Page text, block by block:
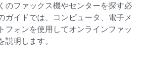
のファックス機やセンターを探す必
ガイドでは、コンピュータ、電子メ
フォンを使用してオンラインファッ
説明します。